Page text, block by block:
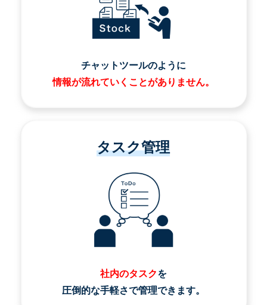
チャットツールのように
情報が流れていくことがありません。
タスク管理
社内のタスクを
圧倒的な手軽さで管理できます。